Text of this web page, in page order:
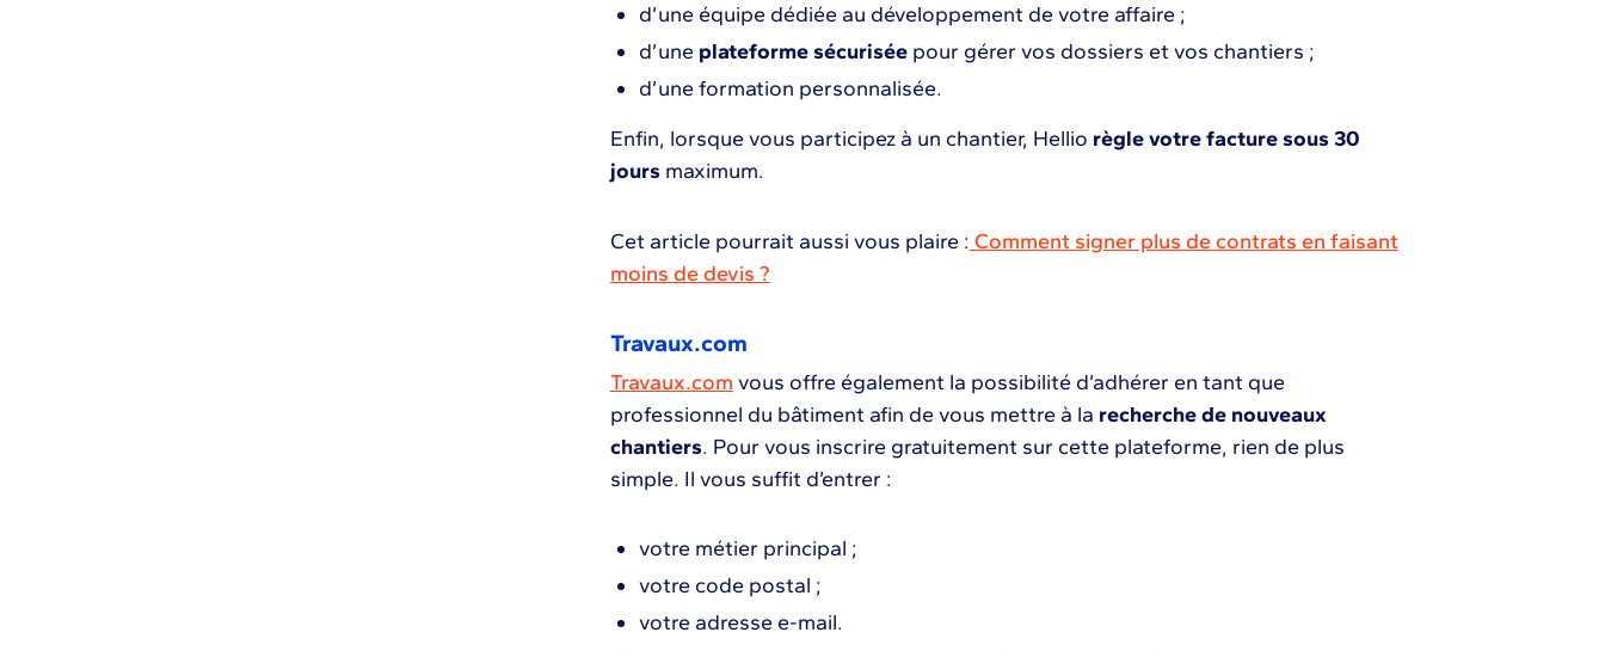
d’une équipe dédiée au développement de votre affaire ;
d’une plateforme sécurisée pour gérer vos dossiers et vos chantiers ;
d’une formation personnalisée.
Enfin, lorsque vous participez à un chantier, Hellio règle votre facture sous 30
jours maximum.
Cet article pourrait aussi vous plaire : Comment signer plus de contrats en faisant
moins de devis ?
Travaux.com
Travaux.com vous offre également la possibilité d’adhérer en tant que
professionnel du bâtiment afin de vous mettre à la recherche de nouveaux
chantiers. Pour vous inscrire gratuitement sur cette plateforme, rien de plus
simple. Il vous suffit d’entrer :
votre métier principal ;
votre code postal ;
votre adresse e-mail.